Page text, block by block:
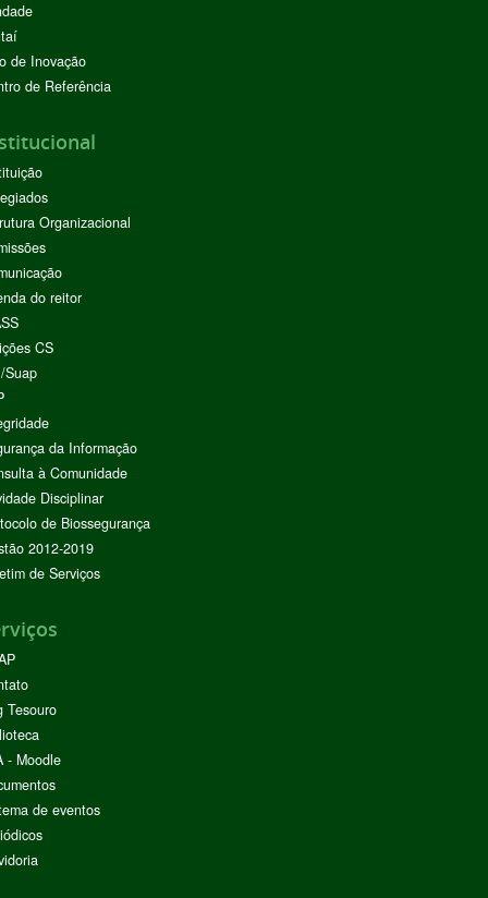
de Inovação
de Referência
Organizacional
do reitor
CS
Suap
da Informação
à Comunidade
Disciplinar
de Biossegurança
2012-2019
de Serviços
Tesouro
- Moodle
de eventos